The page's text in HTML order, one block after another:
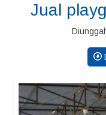
Jual